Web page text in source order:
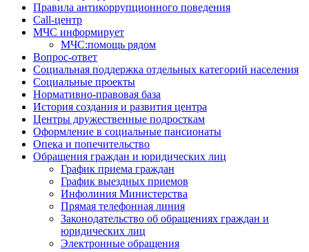
Правила антикоррупционного поведения
Call-центр
МЧС информирует
МЧС:помощь рядом
Вопрос-ответ
Социальная поддержка отдельных категорий населения
Социальные проекты
Нормативно-правовая база
История создания и развития центра
Центры дружественные подросткам
Оформление в социальные пансионаты
Опека и попечительство
Обращения граждан и юридических лиц
График приема граждан
График выездных приемов
Инфолиния Министерства
Прямая телефонная линия
Законодательство об обращениях граждан и
юридических лиц
Электронные обращения